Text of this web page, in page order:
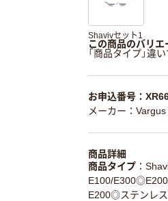
Shavivセット1
この商品のバリエ
「商品タイプ」違
お申込番号：
メーカー：Vargus
商品詳細
商品タイプ
E100/
E200◎ステンレ